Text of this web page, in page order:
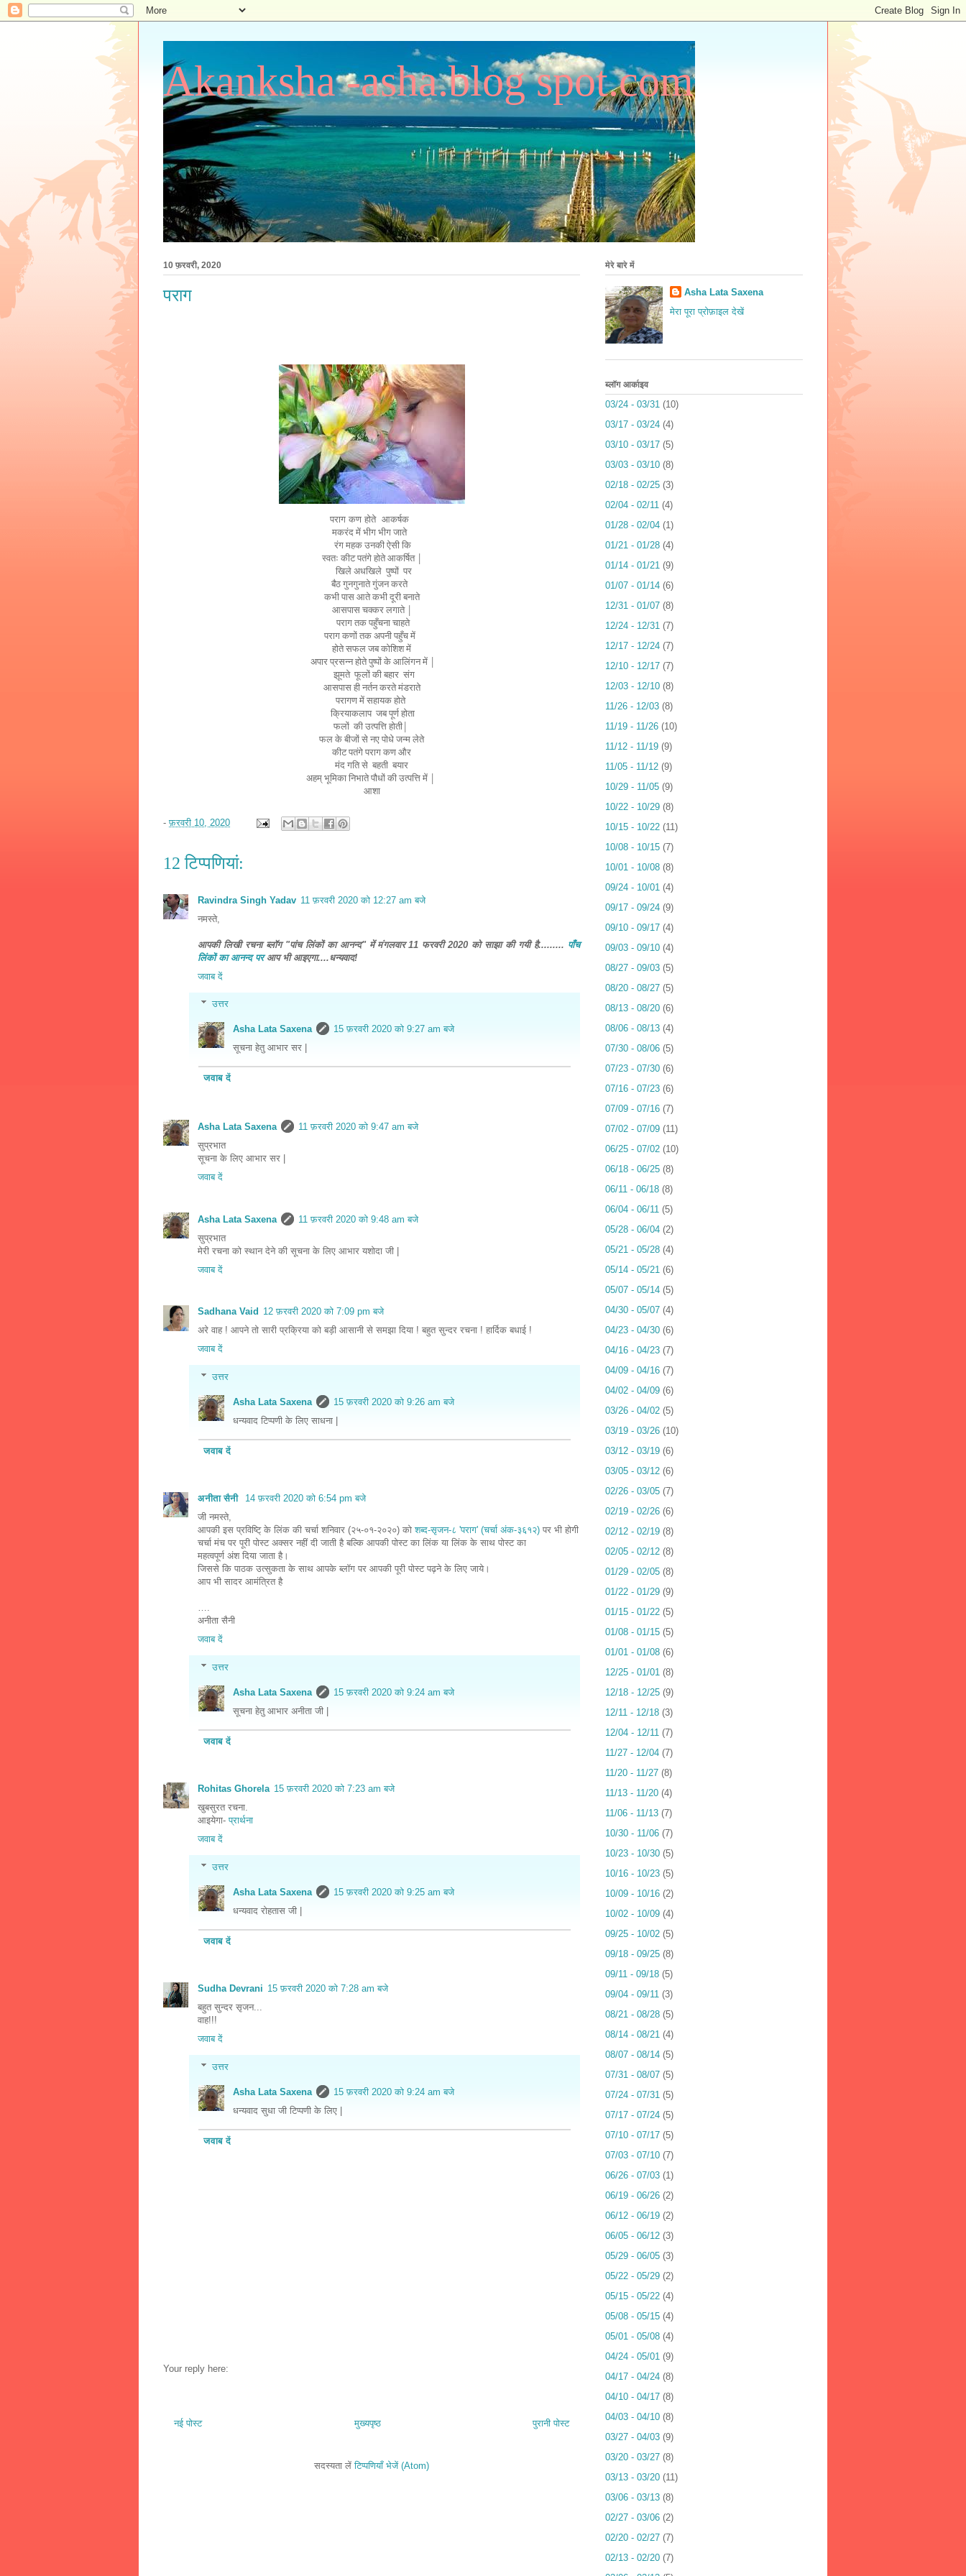
Akanksha -asha.blog spot.com
10 फ़रवरी, 2020
पराग
पराग कण होते आकर्षक
मकरंद में भीग भीग जाते
रंग महक उनकी ऐसी कि
स्वतः कीट पतंगे होते आकर्षित |
खिले अधखिले पुष्पों पर
बैठ गुनगुनाते गुंजन करते
कभी पास आते कभी दूरी बनाते
आसपास चक्कर लगाते |
पराग तक पहुँचना चाहते
पराग कणों तक अपनी पहुँच में
होते सफल जब कोशिश में
अपार प्रसन्न होतेपुष्पों के आलिंगन में |
झूमते फूलों की बहार संग
आसपास ही नर्तन करते मंडराते
परागण में सहायक होते
क्रियाकलाप जब पूर्ण होता
फलों की उत्पत्ति होती|
फल के बीजों से नए पोधे जन्म लेते
कीट पतंगे पराग कण और
मंद गति से बहती बयार
अहम् भूमिका निभातेपौधों की उत्पत्ति में |
आशा
-फ़रवरी 10, 2020
12 टिप्‍पणियां:
Ravindra Singh Yadav 11 फ़रवरी 2020 को 12:27 am बजे
नमस्ते,
आपकी लिखी रचना ब्लॉग "पांच लिंकों का आनन्द" में मंगलवार 11 फरवरी 2020 को साझा की गयी है......... पाँच
लिंकों का आनन्द परआप भी आइएगा....धन्यवाद!
जवाब दें
उत्तर
Asha Lata Saxena
15 फ़रवरी 2020 को 9:27 am बजे
सूचना हेतु आभार सर |
जवाब दें
Asha Lata Saxena
11 फ़रवरी 2020 को 9:47 am बजे
सुप्रभात
सूचना के लिए आभार सर |
जवाब दें
Asha Lata Saxena
11 फ़रवरी 2020 को 9:48 am बजे
सुप्रभात
मेरी रचना को स्थान देने की सूचना के लिए आभार यशोदा जी |
जवाब दें
Sadhana Vaid 12 फ़रवरी 2020 को 7:09 pm बजे
अरे वाह ! आपने तो सारी प्रक्रिया को बड़ी आसानी से समझा दिया ! बहुत सुन्दर रचना ! हार्दिक बधाई !
जवाब दें
उत्तर
Asha Lata Saxena
15 फ़रवरी 2020 को 9:26 am बजे
धन्यवाद टिप्पणी के लिए साधना |
जवाब दें
अनीता सैनी
14 फ़रवरी 2020 को 6:54 pm बजे
जी नमस्ते,
आपकी इस प्रविष्टि् के लिंक की चर्चा शनिवार (२५-०१-२०२०) कोशब्द-सृजन-८ 'पराग' (चर्चा अंक-३६१२) पर भी होगी
चर्चा मंच पर पूरी पोस्ट अक्सर नहीं दी जाती है बल्कि आपकी पोस्ट का लिंक या लिंक के साथ पोस्ट का
महत्वपूर्ण अंश दिया जाता है।
जिससे कि पाठक उत्सुकता के साथ आपके ब्लॉग पर आपकी पूरी पोस्ट पढ़ने के लिए जाये।
आप भी सादर आमंत्रित है
….
अनीता सैनी
जवाब दें
उत्तर
Asha Lata Saxena
15 फ़रवरी 2020 को 9:24 am बजे
सूचना हेतु आभार अनीता जी |
जवाब दें
Rohitas Ghorela 15 फ़रवरी 2020 को 7:23 am बजे
खुबसुरत रचना.
आइयेगा-प्रार्थना
जवाब दें
उत्तर
Asha Lata Saxena
15 फ़रवरी 2020 को 9:25 am बजे
धन्यवाद रोहतास जी |
जवाब दें
Sudha Devrani 15 फ़रवरी 2020 को 7:28 am बजे
बहुत सुन्दर सृजन...
वाह!!!
जवाब दें
उत्तर
Asha Lata Saxena
15 फ़रवरी 2020 को 9:24 am बजे
धन्यवाद सुधा जी टिप्पणी के लिए |
जवाब दें
Your reply here:
नई पोस्ट पुरानी पोस्ट
मुख्यपृष्ठ
सदस्यता लेंटिप्पणियाँ भेजें (Atom)
मेरे बारे में
Asha Lata Saxena
मेरा पूरा प्रोफ़ाइल देखें
ब्लॉग आर्काइव
03/24 - 03/31 (10)
03/17 - 03/24 (4)
03/10 - 03/17 (5)
03/03 - 03/10 (8)
02/18 - 02/25 (3)
02/04 - 02/11 (4)
01/28 - 02/04 (1)
01/21 - 01/28 (4)
01/14 - 01/21 (9)
01/07 - 01/14 (6)
12/31 - 01/07 (8)
12/24 - 12/31 (7)
12/17 - 12/24 (7)
12/10 - 12/17 (7)
12/03 - 12/10 (8)
11/26 - 12/03 (8)
11/19 - 11/26 (10)
11/12 - 11/19 (9)
11/05 - 11/12 (9)
10/29 - 11/05 (9)
10/22 - 10/29 (8)
10/15 - 10/22 (11)
10/08 - 10/15 (7)
10/01 - 10/08 (8)
09/24 - 10/01 (4)
09/17 - 09/24 (9)
09/10 - 09/17 (4)
09/03 - 09/10 (4)
08/27 - 09/03 (5)
08/20 - 08/27 (5)
08/13 - 08/20 (6)
08/06 - 08/13 (4)
07/30 - 08/06 (5)
07/23 - 07/30 (6)
07/16 - 07/23 (6)
07/09 - 07/16 (7)
07/02 - 07/09 (11)
06/25 - 07/02 (10)
06/18 - 06/25 (8)
06/11 - 06/18 (8)
06/04 - 06/11 (5)
05/28 - 06/04 (2)
05/21 - 05/28 (4)
05/14 - 05/21 (6)
05/07 - 05/14 (5)
04/30 - 05/07 (4)
04/23 - 04/30 (6)
04/16 - 04/23 (7)
04/09 - 04/16 (7)
04/02 - 04/09 (6)
03/26 - 04/02 (5)
03/19 - 03/26 (10)
03/12 - 03/19 (6)
03/05 - 03/12 (6)
02/26 - 03/05 (7)
02/19 - 02/26 (6)
02/12 - 02/19 (8)
02/05 - 02/12 (8)
01/29 - 02/05 (8)
01/22 - 01/29 (9)
01/15 - 01/22 (5)
01/08 - 01/15 (5)
01/01 - 01/08 (6)
12/25 - 01/01 (8)
12/18 - 12/25 (9)
12/11 - 12/18 (3)
12/04 - 12/11 (7)
11/27 - 12/04 (7)
11/20 - 11/27 (8)
11/13 - 11/20 (4)
11/06 - 11/13 (7)
10/30 - 11/06 (7)
10/23 - 10/30 (5)
10/16 - 10/23 (5)
10/09 - 10/16 (2)
10/02 - 10/09 (4)
09/25 - 10/02 (5)
09/18 - 09/25 (8)
09/11 - 09/18 (5)
09/04 - 09/11 (3)
08/21 - 08/28 (5)
08/14 - 08/21 (4)
08/07 - 08/14 (5)
07/31 - 08/07 (5)
07/24 - 07/31 (5)
07/17 - 07/24 (5)
07/10 - 07/17 (5)
07/03 - 07/10 (7)
06/26 - 07/03 (1)
06/19 - 06/26 (2)
06/12 - 06/19 (2)
06/05 - 06/12 (3)
05/29 - 06/05 (3)
05/22 - 05/29 (2)
05/15 - 05/22 (4)
05/08 - 05/15 (4)
05/01 - 05/08 (4)
04/24 - 05/01 (9)
04/17 - 04/24 (8)
04/10 - 04/17 (8)
04/03 - 04/10 (8)
03/27 - 04/03 (9)
03/20 - 03/27 (8)
03/13 - 03/20 (11)
03/06 - 03/13 (8)
02/27 - 03/06 (2)
02/20 - 02/27 (7)
02/13 - 02/20 (7)